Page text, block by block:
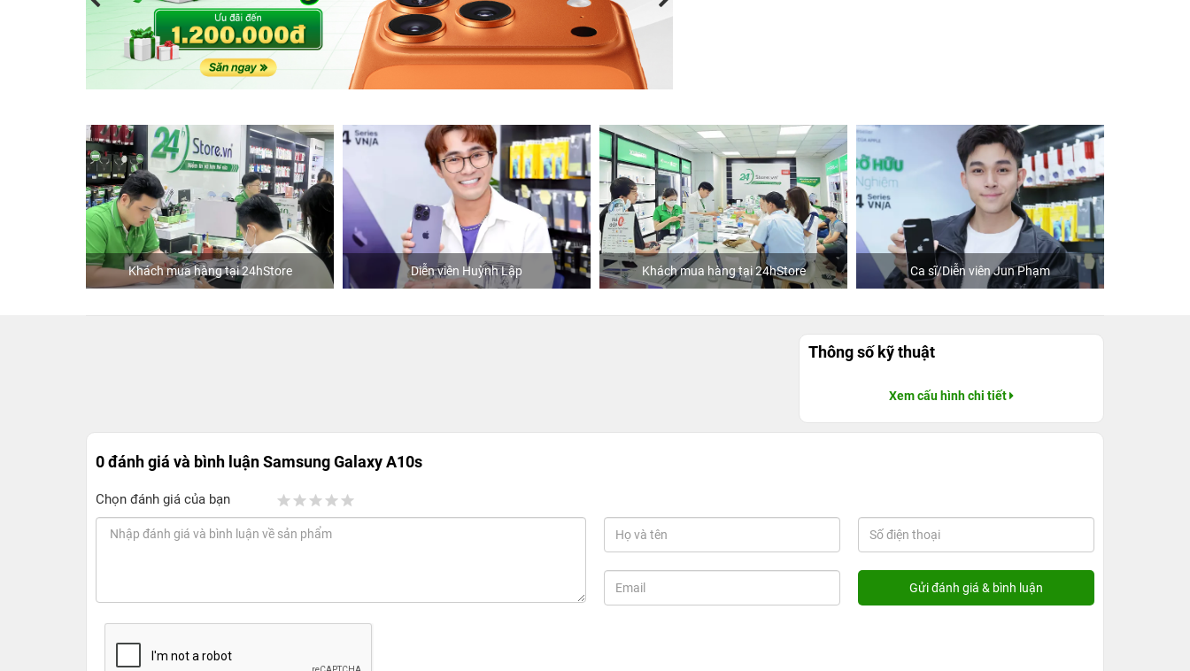
Khách mua hàng tại 24hStore Diễn viên Huỳnh Lập Khách mua hàng tại 24hStore Ca sĩ/Diễn viên Jun Phạm
Thông số kỹ thuật
Xem cấu hình chi tiết
0 đánh giá và bình luậnSamsung Galaxy A10s
Chọn đánh giá của bạn